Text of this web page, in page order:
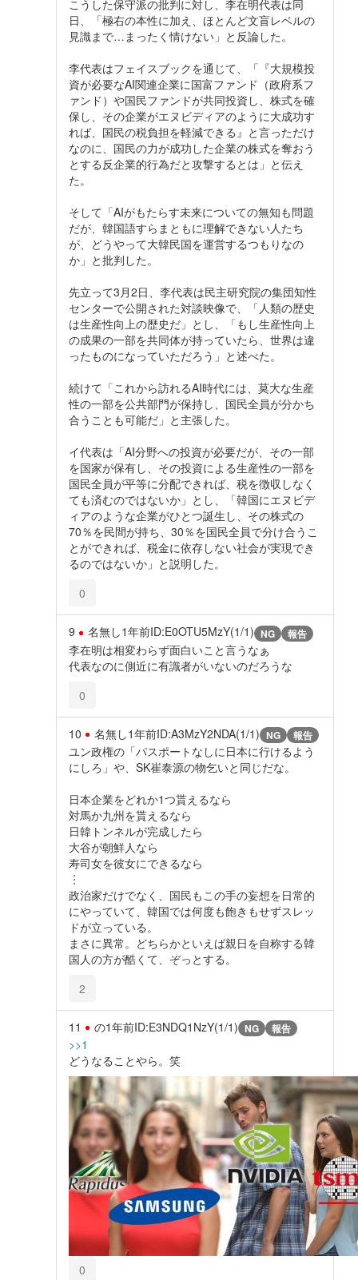
こうした保守派の批判に対し、李在明代表は同
日、「極右の本性に加え、ほとんど文盲レベルの
見識まで…まったく情けない」と反論した。
李代表はフェイスブックを通じて、「『大規模投
資が必要なAI関連企業に国富ファンド（政府系フ
ァンド）や国民ファンドが共同投資し、株式を確
保し、その企業がエヌビディアのように大成功す
れば、国民の税負担を軽減できる』と言っただけ
なのに、国民の力が成功した企業の株式を奪おう
とする反企業的行為だと攻撃するとは」と伝え
た。
そして「AIがもたらす未来についての無知も問題
だが、韓国語すらまともに理解できない人たち
が、どうやって大韓民国を運営するつもりなの
か」と批判した。
先立って3月2日、李代表は民主研究院の集団知性
センターで公開された対談映像で、「人類の歴史
は生産性向上の歴史だ」とし、「もし生産性向上
の成果の一部を共同体が持っていたら、世界は違
ったものになっていただろう」と述べた。
続けて「これから訪れるAI時代には、莫大な生産
性の一部を公共部門が保持し、国民全員が分かち
合うことも可能だ」と主張した。
イ代表は「AI分野への投資が必要だが、その一部
を国家が保有し、その投資による生産性の一部を
国民全員が平等に分配できれば、税を徴収しなく
ても済むのではないか」とし、「韓国にエヌビデ
ィアのような企業がひとつ誕生し、その株式の
70％を民間が持ち、30％を国民全員で分け合うこ
とができれば、税金に依存しない社会が実現でき
るのではないか」と説明した。
0
9 名無し1年前ID:E0OTU5MzY(1/1) NG 報告
李在明は相変わらず面白いこと言うなぁ
代表なのに側近に有識者がいないのだろうな
0
10 名無し1年前ID:A3MzY2NDA(1/1) NG 報告
ユン政権の「パスポートなしに日本に行けるよう
にしろ」や、SK崔泰源の物乞いと同じだな。
日本企業をどれか1つ貰えるなら
対馬か九州を貰えるなら
日韓トンネルが完成したら
大谷が朝鮮人なら
寿司女を彼女にできるなら
︙
政治家だけでなく、国民もこの手の妄想を日常的
にやっていて、韓国では何度も飽きもせずスレッ
ドが立っている。
まさに異常。どちらかといえば親日を自称する韓
国人の方が酷くて、ぞっとする。
2
11 の1年前ID:E3NDQ1NzY(1/1) NG 報告
>>1
どうなることやら。笑
0